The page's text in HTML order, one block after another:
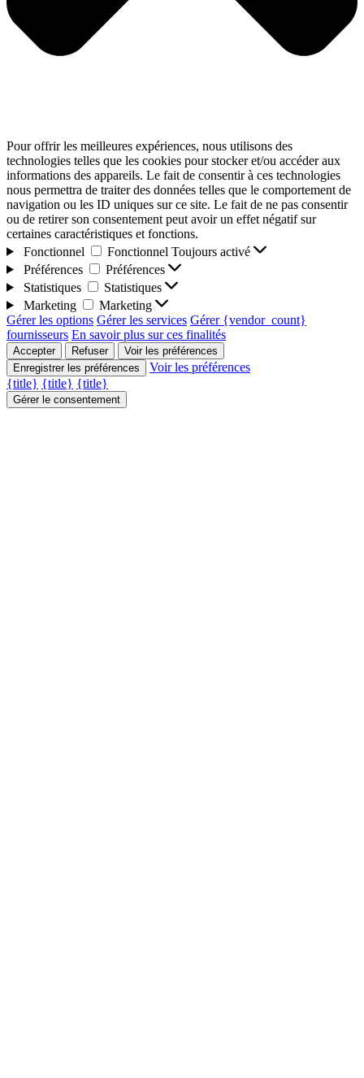
Pour offrir les meilleures expériences, nous utilisons des
technologies telles que les cookies pour stocker et/ou accéder aux
informations des appareils. Le fait de consentir à ces technologies
nous permettra de traiter des données telles que le comportement de
navigation ou les ID uniques sur ce site. Le fait de ne pas consentir
ou de retirer son consentement peut avoir un effet négatif sur
certaines caractéristiques et fonctions.
Fonctionnel
Fonctionnel Toujours activé
Préférences
Préférences
Statistiques
Statistiques
Marketing
Marketing
Gérer les options Gérer les services Gérer {vendor_count}
fournisseurs En savoir plus sur ces finalités
Accepter Refuser
Voir les préférences
Enregistrer les préférences
Voir les préférences
{title} {title} {title}
Gérer le consentement